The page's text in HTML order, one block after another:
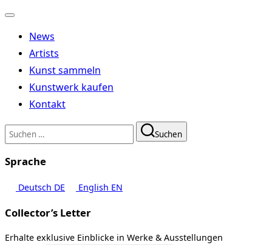
Navigation
umschalten
News
Artists
Kunst sammeln
Kunstwerk kaufen
Kontakt
Suchen
nach:
Suchen
Sprache
Deutsch DE English EN
Collector’s Letter
Erhalte exklusive Einblicke in Werke & Ausstellungen